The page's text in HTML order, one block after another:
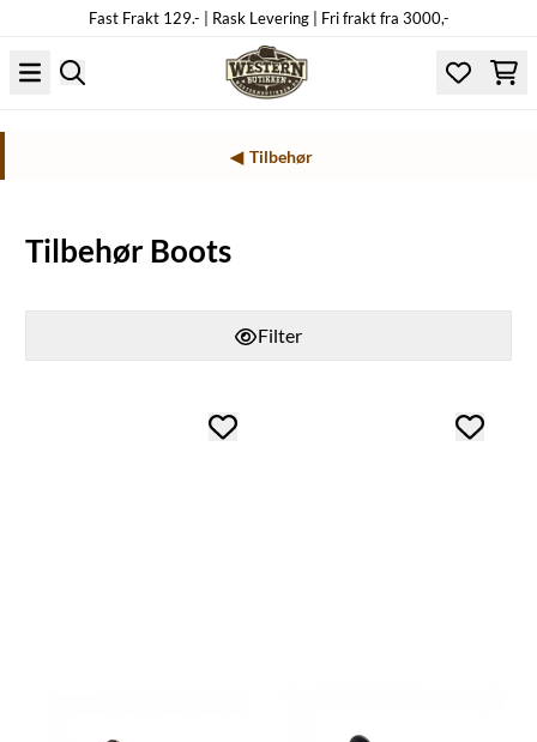
Hopp til innholdFast Frakt 129.- | Rask Levering | Fri frakt fra 3000,-
Tilbehør
Tilbehør Boots
Filter